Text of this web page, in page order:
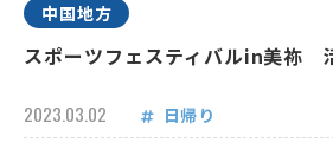
中国地方
スポーツフェスティバルin美祢
2023.03.02 日帰り